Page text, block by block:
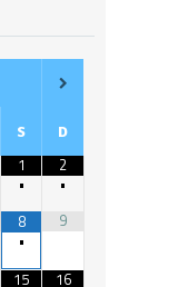
S D
1
•
2
•
8
•
9
15
16